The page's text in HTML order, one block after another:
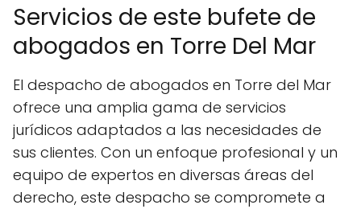
Servicios de este bufete de
abogados en Torre Del Mar
El despacho de abogados en Torre del Mar
ofrece una amplia gama de servicios
jurídicos adaptados a las necesidades de
sus clientes. Con un enfoque profesional y un
equipo de expertos en diversas áreas del
derecho, este despacho se compromete a